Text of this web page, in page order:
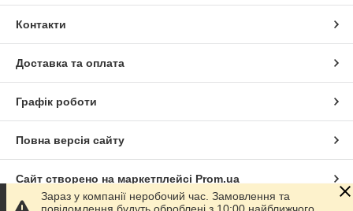
Контакти
Доставка та оплата
Графік роботи
Повна версія сайту
Сайт створено на маркетплейсі Prom.ua
Зараз у компанії неробочий час. Замовлення та